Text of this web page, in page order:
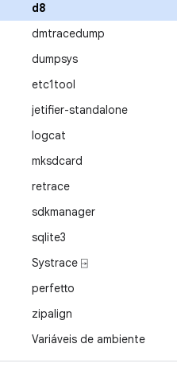
d8
dmtracedump
dumpsys
etc1tool
jetifier-standalone
logcat
mksdcard
retrace
sdkmanager
sqlite3
Systrace ⍈
perfetto
zipalign
Variáveis de ambiente